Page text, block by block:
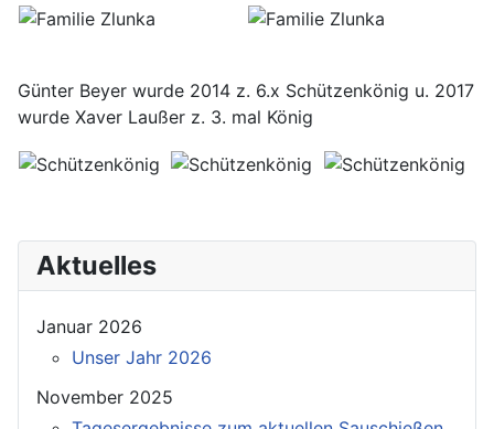
Aktuelles
Januar 2026
Unser Jahr 2026
November 2025
Günter Beyer wurde 2014 z. 6.x Schützenkönig u. 2017
wurde Xaver Laußer z. 3. mal König